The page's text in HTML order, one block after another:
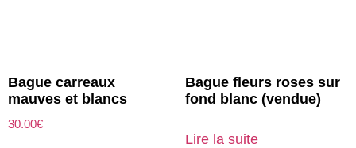
Bague carreaux
mauves et blancs
30.00€
Bague fleurs roses sur
fond blanc (vendue)
Lire la suite